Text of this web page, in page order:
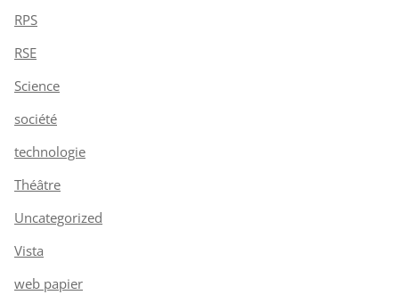
RPS
RSE
Science
société
technologie
Théâtre
Uncategorized
Vista
web papier